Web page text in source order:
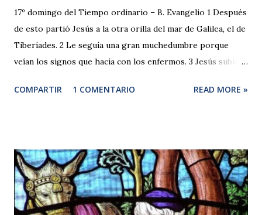
17º domingo del Tiempo ordinario – B. Evangelio 1 Después
de esto partió Jesús a la otra orilla del mar de Galilea, el de
Tiberíades. 2 Le seguía una gran muchedumbre porque
veían los signos que hacía con los enfermos. 3 Jesús subió
ser la Pascua, la fiesta de los judíos. 5 Jesús, al levantar la
que iba a hacer. 7 Felipe le respondió: —Doscientos
denarios de pan no bastan ni para que cada uno coma un
poco. 8 Uno de sus discípulos, Andrés, el hermano de
Simón Pedro, le dijo: 9 —Aquí hay un muchacho que tiene
COMPARTIR 1 COMENTARIO READ MORE »